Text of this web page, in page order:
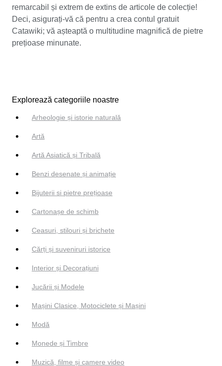
remarcabil și extrem de extins de articole de colecție!
Deci, asigurați-vă că pentru a crea contul gratuit
Catawiki; vă așteaptă o multitudine magnifică de pietre
prețioase minunate.
Explorează categoriile noastre
Arheologie și istorie naturală
Artă
Artă Asiatică și Tribală
Benzi desenate și animație
Bijuterii si pietre prețioase
Cartonașe de schimb
Ceasuri, stilouri și brichete
Cărți și suveniruri istorice
Interior și Decorațiuni
Jucării și Modele
Mașini Clasice, Motociclete și Mașini
Modă
Monede și Timbre
Muzică, filme și camere video